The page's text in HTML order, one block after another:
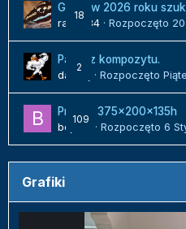
18
Gdzie w 2026 roku
radek84 · Rozpoczęto
2
Panel z kompozytu.
danielj
· Rozpoczęto
109
Projekt 375x200x135h
bojack
· Rozpoczęto 6
Grafiki